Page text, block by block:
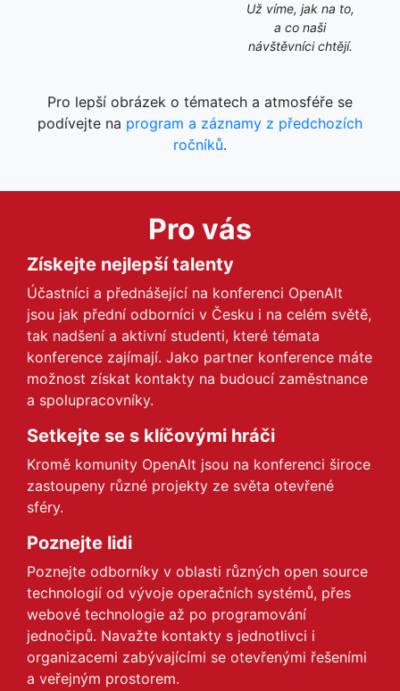
Už víme, jak na to,
a co naši
návštěvníci chtějí.
Pro lepší obrázek o tématech a atmosféře se
podívejte na program a záznamy z předchozích
ročníků.
Pro vás
Získejte nejlepší talenty
Účastníci a přednášející na konferenci OpenAlt
jsou jak přední odborníci v Česku i na celém světě,
tak nadšení a aktivní studenti, které témata
konference zajímají. Jako partner konference máte
možnost získat kontakty na budoucí zaměstnance
a spolupracovníky.
Setkejte se s klíčovými hráči
Kromě komunity OpenAlt jsou na konferenci široce
zastoupeny různé projekty ze světa otevřené
sféry.
Poznejte lidi
Poznejte odborníky v oblasti různých open source
technologií od vývoje operačních systémů, přes
webové technologie až po programování
jednočipů. Navažte kontakty s jednotlivci i
organizacemi zabývajícími se otevřenými řešeními
a veřejným prostorem.